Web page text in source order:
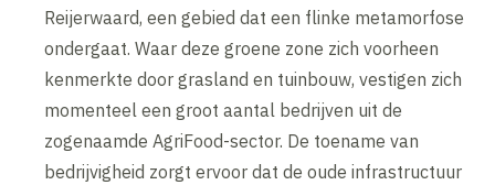
Reijerwaard, een gebied dat een flinke metamorfose
ondergaat. Waar deze groene zone zich voorheen
kenmerkte door grasland en tuinbouw, vestigen zich
momenteel een groot aantal bedrijven uit de
zogenaamde AgriFood-sector. De toename van
bedrijvigheid zorgt ervoor dat de oude infrastructuur